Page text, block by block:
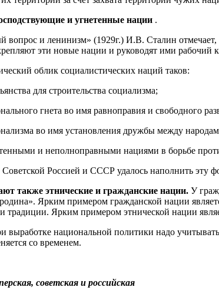
и угнетенные нации .
вопрос и ленинизм» (1929г.) И.В. Сталин
эти новые нации и руководят ими рабочий
облик социалистических наций таков:
для строительства социализма;
гнета во имя равноправия и свободного
во имя установления дружбы между
и неполноправными нациями в борьбе
Советской Россией и СССР удалось наполнить
также этнические и гражданские нации. У
Ярким примером гражданской нации
традиции. Ярким примером этнической нации
выработке национальной политики надо
со временем.
советская и российская